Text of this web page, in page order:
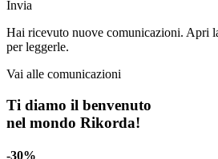
Invia
Hai ricevuto nuove comunicazioni. Apri
per leggerle.
Vai alle comunicazioni
Ti diamo il benvenuto
nel mondo Rikorda!
-30%